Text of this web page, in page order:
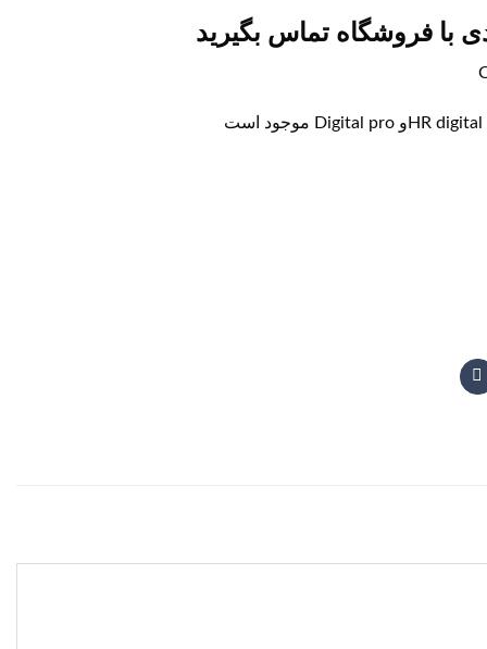
با فروشگاه تماس بگیرید